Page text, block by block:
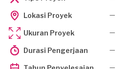
Lokasi Proyek —
Ukuran Proyek —
Durasi Pengerjaan —
—